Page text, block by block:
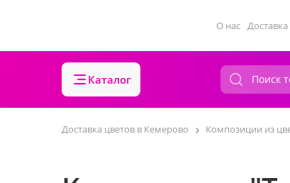
О нас Доставка
Каталог
Доставка цветов в Кемерово Композиции из